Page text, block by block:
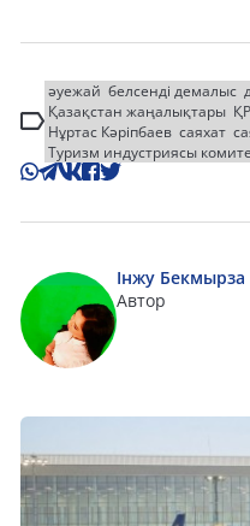
әуежай белсенді демалыс
Қазақстан жаңалықтары
Нұртас Кәріпбаев саяхат
Туризм индустриясы
Інжу Бекмырза
Автор